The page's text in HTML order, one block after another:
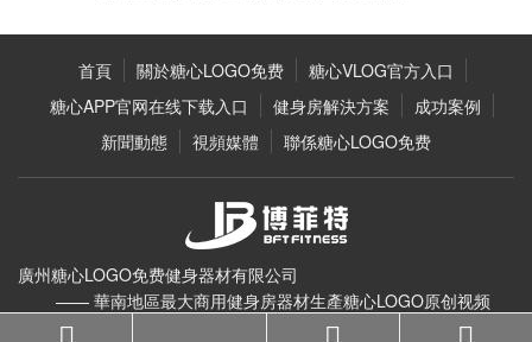
首頁 關於糖心LOGO免费
糖心VLOG官方入口
糖心APP官网在线下载入口
健身房解決方案
成功案例
新聞動態
視頻媒體 聯係糖心LOGO免费
廣州糖心LOGO免费健身器材有限公司
—— 華南地區最大商用健身房器材生產糖心LOGO原创视频